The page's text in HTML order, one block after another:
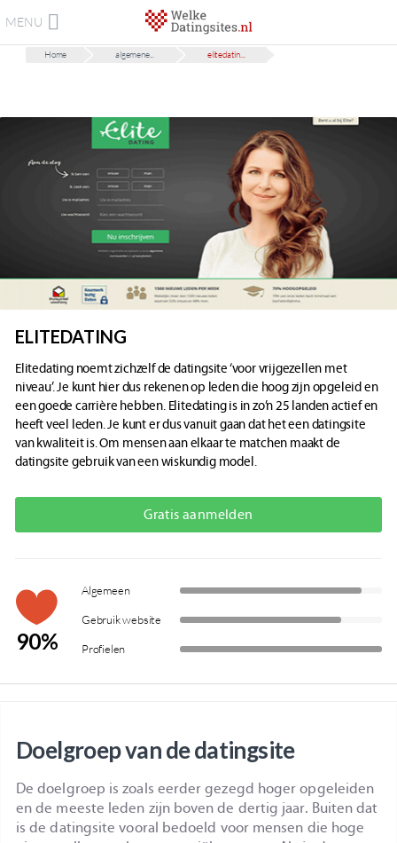
MENU
Home algemene... elitedatin...
ELITEDATING
Elitedating noemt zichzelf de datingsite ‘voor vrijgezellen met
niveau’. Je kunt hier dus rekenen op leden die hoog zijn opgeleid en
een goede carrière hebben. Elitedating is in zo’n 25 landen actief en
heeft veel leden. Je kunt er dus vanuit gaan dat het een datingsite
van kwaliteit is. Om mensen aan elkaar te matchen maakt de
datingsite gebruik van een wiskundig model.
Gratis aanmelden
90%
Algemeen
Gebruik website
Profielen
Doelgroep van de datingsite
De doelgroep is zoals eerder gezegd hoger opgeleiden
en de meeste leden zijn boven de dertig jaar. Buiten dat
is de datingsite vooral bedoeld voor mensen die hoge